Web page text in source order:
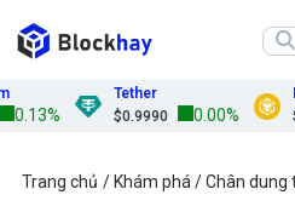
Tether
$0.9990
0.00%
Trang chủ Khám phá Chân dung